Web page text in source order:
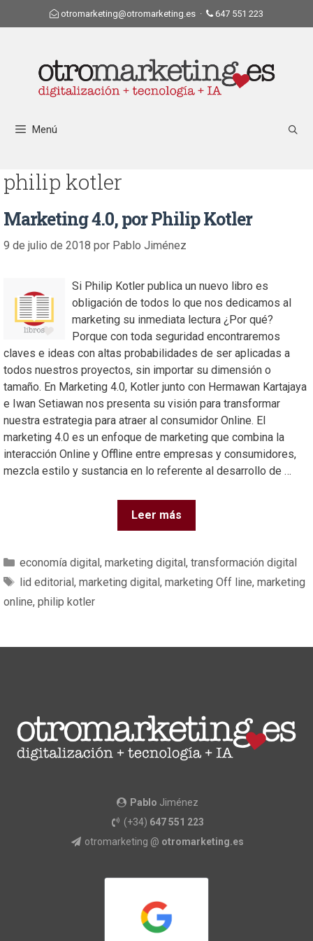
otromarketing@otromarketing.es · 647 551 223
Menú
philip kotler
Marketing 4.0, por Philip Kotler
9 de julio de 2018 por Pablo Jiménez
Si Philip Kotler publica un nuevo libro es
obligación de todos lo que nos dedicamos al
marketing su inmediata lectura ¿Por qué?
Porque con toda seguridad encontraremos
claves e ideas con altas probabilidades de ser aplicadas a
todos nuestros proyectos, sin importar su dimensión o
tamaño. En Marketing 4.0, Kotler junto con Hermawan Kartajaya
e Iwan Setiawan nos presenta su visión para transformar
nuestra estrategia para atraer al consumidor Online. El
marketing 4.0 es un enfoque de marketing que combina la
interacción Online y Offline entre empresas y consumidores,
mezcla estilo y sustancia en lo referente al desarrollo de …
Leer más
economía digital, marketing digital, transformación digital
lid editorial, marketing digital, marketing Off line, marketing
online, philip kotler
Pablo Jiménez
(+34) 647 551 223
otromarketing @ otromarketing.es